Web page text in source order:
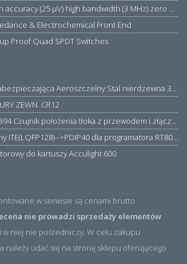
TSZ182IST Very high accuracy (25 µV) high bandwidth (3 MHz) zero drift 5 V operational amplifiers
& Electrochemical Front End
Proof Quad SPDT Switches
RS PRO Nakrętka zabezpieczająca Aeroszczelny Stal nierdzewna 316 Zwykłe
ZEWN. CR12
CE3M8P W0952029394 Czujnik położenia tłoka z przewodem i złączem M8, PNP NO, 10...30VDC, 100mA, METALWORK, METAL WORK jak MZT1-0
Adapter dedykowany ITE(LQFP128)-->PDIP40 dla programatora RT809H/RT809F (simple)
do kartuszy Acculight 600
w serwisie są cenami brutto
nie prowadzi sprzedaży elementów
w niej nie pośredniczy. W celu zakupu
należy udać się na stronę sklepu oferującego